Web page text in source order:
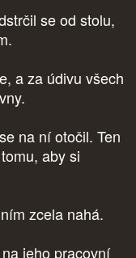
se od stolu,
a za údivu všech
na ní otočil. Ten
aby si
zcela nahá.
jeho pracovní